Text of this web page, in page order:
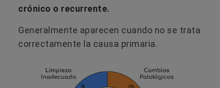
crónico o recurrente.
Generalmente aparecen cuando no se trata
correctamente la causa primaria.